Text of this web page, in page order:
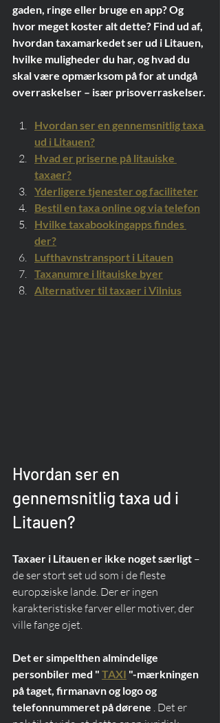
gaden, ringe eller bruge en app? Og
hvor meget koster alt dette? Find ud af,
hvordan taxamarkedet ser ud i Litauen,
hvilke muligheder du har, og hvad du
skal være opmærksom på for at undgå
overraskelser – især prisoverraskelser.
Hvordan ser en gennemsnitlig taxa
ud i Litauen?
Hvad er priserne på litauiske
taxaer?
Yderligere tjenester og faciliteter
Bestil en taxa online og via telefon
Hvilke taxabookingapps findes
der?
Lufthavnstransport i Litauen
Taxanumre i litauiske byer
Alternativer til taxaer i Vilnius
Hvordan ser en
gennemsnitlig taxa ud i
Litauen?
Taxaer i Litauen er ikke noget særligt –
de ser stort set ud som i de fleste
europæiske lande. Der er ingen
karakteristiske farver eller motiver, der
ville fange øjet.
Det er simpelthen almindelige
personbiler med " TAXI "-mærkningen
på taget, firmanavn og logo og
telefonnummeret på dørene . Det er